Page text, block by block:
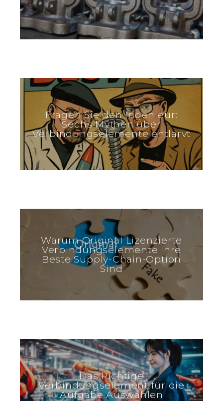
Fragen Sie den Ingenieur:
Sechs Mythen über
Verbindungselemente entlarvt
Warum Original Lizenzierte
Verbindungselemente Ihre
Beste Supply-Chain-Option
Sind
Das Richtige
Verbindungselement für die
Aufgabe Auswählen